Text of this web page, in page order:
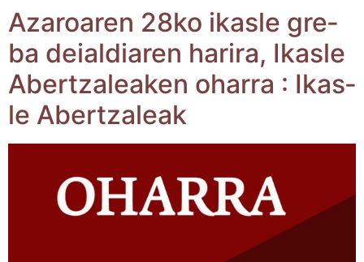
Aza­roa­ren 28ko ikas­le gre­
ba deial­dia­ren hari­ra, Ikas­le
Aber­tza­lea­ken oha­rra : Ikas­
le Abertzaleak